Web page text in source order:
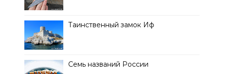
Таинственный замок Иф
Семь названий России